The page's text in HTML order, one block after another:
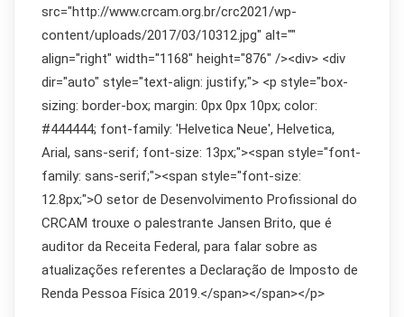
src="http://www.crcam.org.br/crc2021/wp-
content/uploads/2017/03/10312.jpg" alt=""
align="right" width="1168" height="876" /><div> <div
dir="auto" style="text-align: justify;"> <p style="box-
sizing: border-box; margin: 0px 0px 10px; color:
#444444; font-family: 'Helvetica Neue', Helvetica,
Arial, sans-serif; font-size: 13px;"><span style="font-
family: sans-serif;"><span style="font-size:
12.8px;">O setor de Desenvolvimento Profissional do
CRCAM trouxe o palestrante Jansen Brito, que é
auditor da Receita Federal, para falar sobre as
atualizações referentes a Declaração de Imposto de
Renda Pessoa Física 2019.</span></span></p>